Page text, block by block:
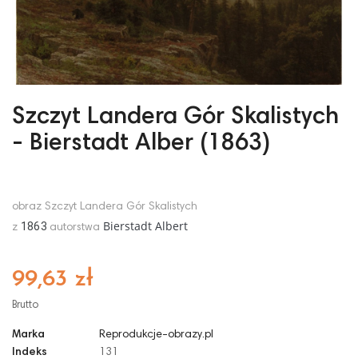
Szczyt Landera Gór Skalistych
- Bierstadt Alber (1863)
obraz Szczyt Landera Gór Skalistych
z 1863 autorstwa Bierstadt Albert
99,63 zł
Brutto
Marka
Reprodukcje-obrazy.pl
Indeks
131